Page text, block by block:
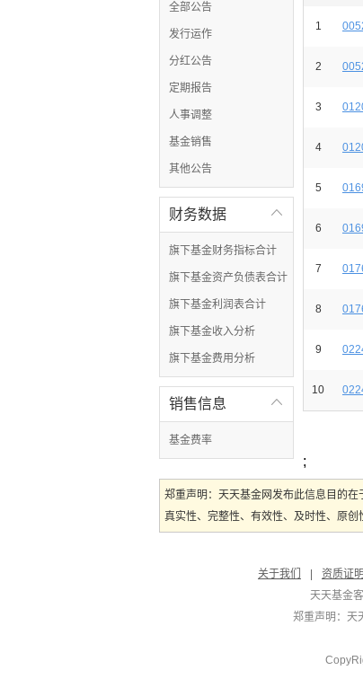
全部公告
发行运作
分红公告
定期报告
人事调整
基金销售
其他公告

财务数据
旗下基金财务指标合计
旗下基金资产负债表合计
旗下基金利润表合计
旗下基金收入分析
旗下基金费用分析

销售信息
基金费率
1
2
3
4
5
6
7
8
9
10
;
郑重声明：天天基金网发布此信息目的
真实性、完整性、有效性、及时性、原
关于我们
资质证明
天天基金
郑重声明： 天